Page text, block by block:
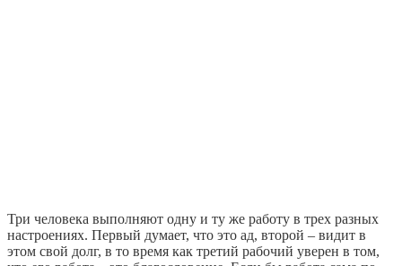
Три человека выполняют одну и ту же работу в трех разных
настроениях. Первый думает, что это ад, второй – видит в
этом свой долг, в то время как третий рабочий уверен в том,